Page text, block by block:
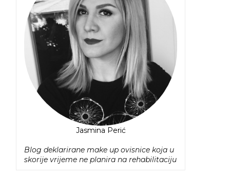
Jasmina Perić
Blog deklarirane make up ovisnice koja u
skorije vrijeme ne planira na rehabilitaciju